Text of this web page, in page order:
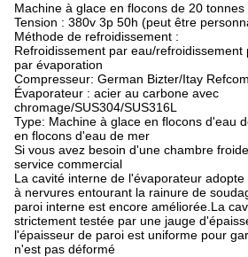
Machine à glace en flocons de 20 tonnes
Tension : 380v 3p 50h (peut être
Méthode de refroidissement :
Refroidissement par eau/
par évaporation
Compresseur: German Bizter/Itay
Évaporateur : acier au carbone avec
chromage/SUS304/SUS316L
Type: Machine à glace en flocons d'eau
en flocons d'eau de mer
Si vous avez besoin d'une chambre
service commercial
La cavité interne de l'évaporateur
à nervures entourant la rainure de
paroi interne est encore améliorée.La
strictement testée par une jauge
l'épaisseur de paroi est uniforme pour
n'est pas déformé